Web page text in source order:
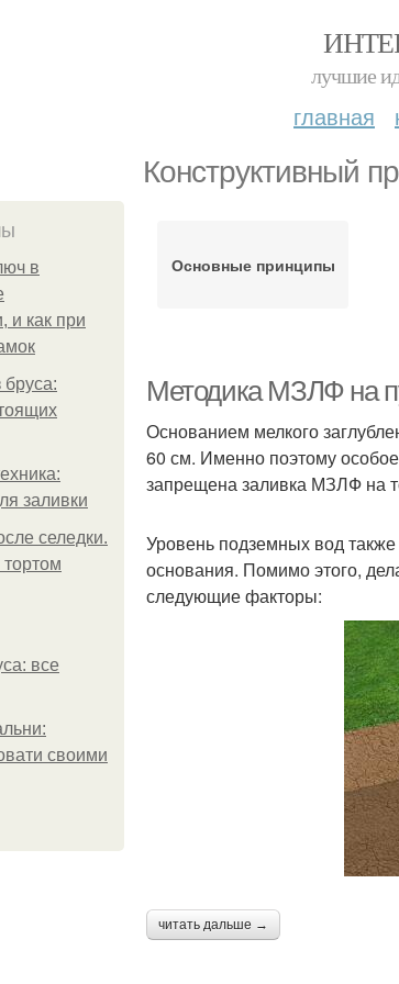
лучшие
главная
Конструктивный
в
и как при
бруса:
заливки
селедки.
все
своими
Основные принципы
Методика МЗЛФ на
Основанием мелкого
60 см. Именно поэтому
запрещена заливка МЗЛФ на
Уровень подземных вод
основания. Помимо этого,
следующие факторы:
читать дальше →